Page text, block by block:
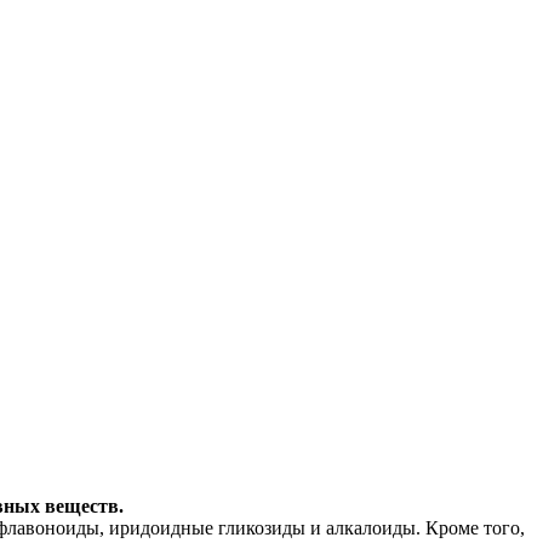
веществ.
иридоидные гликозиды и алкалоиды. Кроме того,